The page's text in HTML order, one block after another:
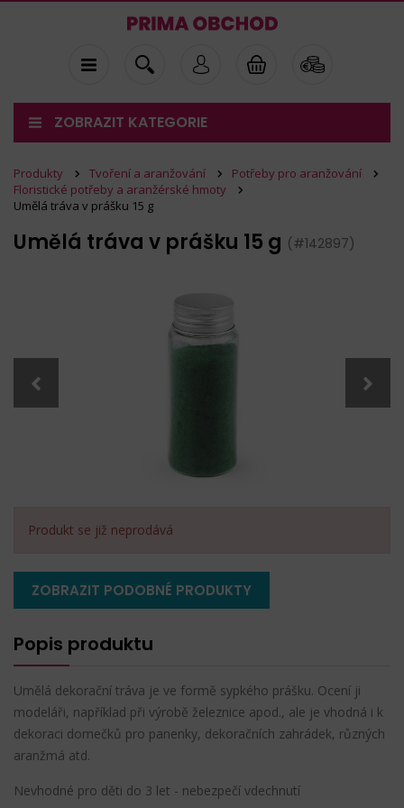
ZOBRAZIT KATEGORIE
Produkty Tvoření a aranžování
Potřeby pro aranžování
Floristické potřeby a aranžérské hmoty
Umělá tráva v prášku 15 g
Umělá tráva v prášku 15 g (#142897)
Produkt se již neprodává
ZOBRAZIT PODOBNÉ PRODUKTY
Popis produktu
Umělá dekorační tráva je ve formě sypkého prášku. Ocení ji
modeláři, například při výrobě železnice apod., ale je vhodná i k
dekoraci domečků pro panenky, dekoračních zahrádek, různých
aranžmá atd.
Nevhodné pro děti do 3 let - nebezpečí vdechnutí